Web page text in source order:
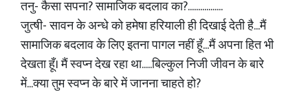
तनु- कैसा सपना? सामाजिक बदलाव का?.................
जुत्षी- सावन के अन्धे को हमेषा हरियाली ही दिखाई देती है...मैं
सामाजिक बदलाव के लिए इतना पागल नहीं हूँ...मैं अपना हित भी
देखता हूँ। मैं स्वप्न देख रहा था.....बिल्कुल निजी जीवन के बारे
में...क्या तुम स्वप्न के बारे में जानना चाहते हो?